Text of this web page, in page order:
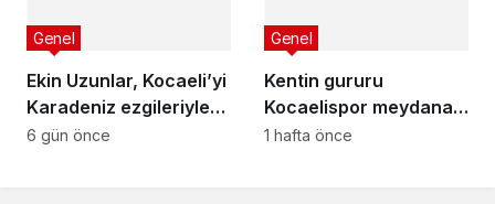
Ekin Uzunlar, Kocaeli’yi
Karadeniz ezgileriyle
coşturdu
Genel
6 gün önce
Kentin gururu
Kocaelispor meydana
iniyor
Genel
1 hafta önce